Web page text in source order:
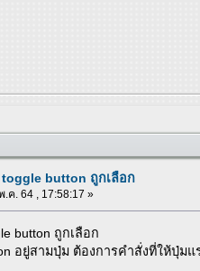
button ถูกเลือก
.ค. 64 , 17:58:17 »
button ถูกเลือก
อยู่สามปุ่ม ต้องการคำสั่งที่ให้ปุ่ม